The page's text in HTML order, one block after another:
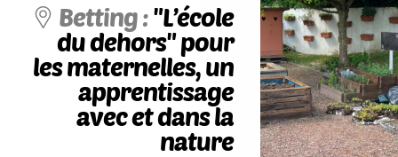
Betting :"L’école
du dehors" pour
les maternelles, un
apprentissage
avec et dans la
nature